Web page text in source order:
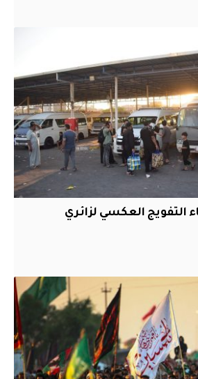
التفويج العكسي لزائري